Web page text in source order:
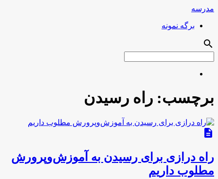
مدرسه
برگه نمونه
search
برچسب: راه رسیدن
description
راه درازی برای رسیدن به آموزش‌وپرورش
مطلوب داریم